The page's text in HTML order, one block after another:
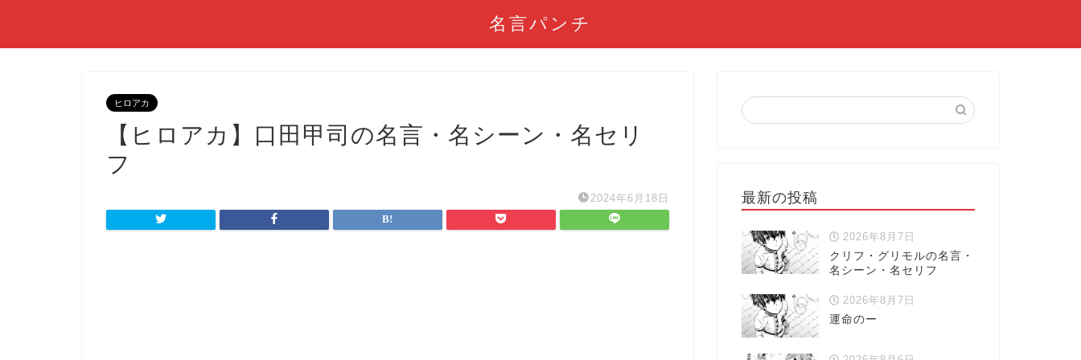
名言パンチ
ヒロアカ
【ヒロアカ】口田甲司の名言・名シーン・名セリ
フ
2024年6月18日 最新の投稿
2026年8月7日
クリフ・グリモルの名言・
名シーン・名セリフ
2026年8月7日
運命のー